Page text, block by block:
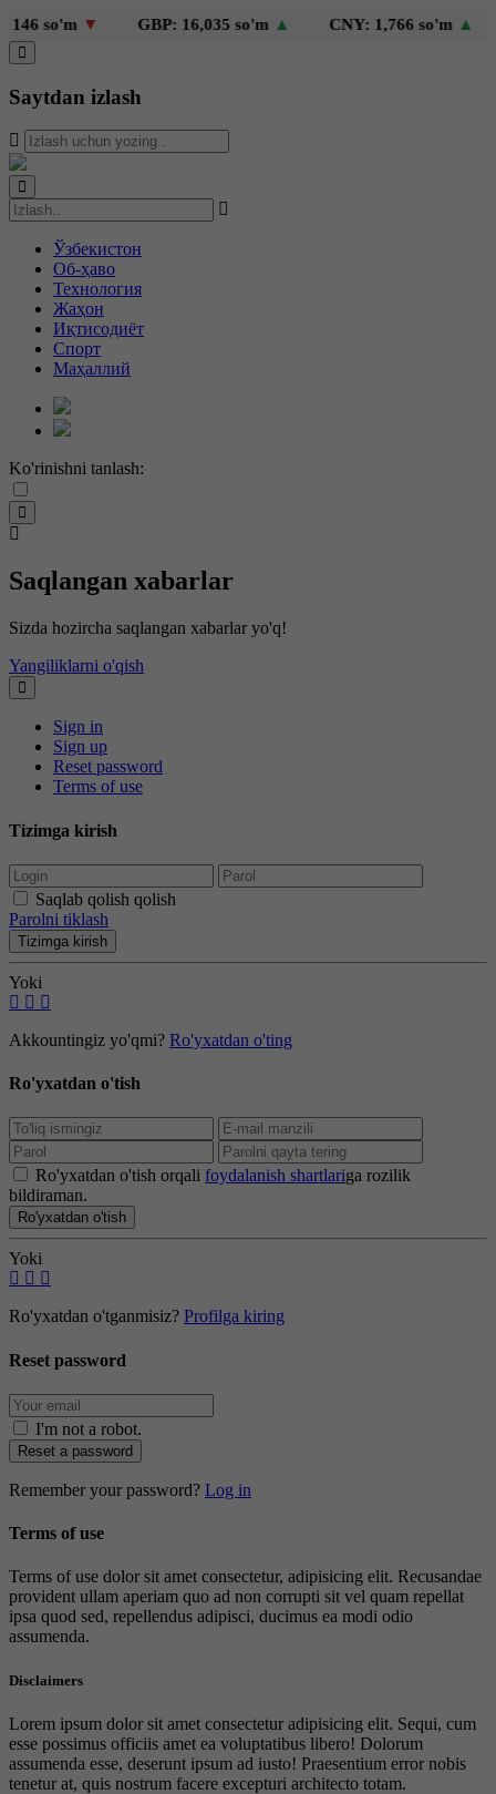
so'm▼ GBP: 16,035 so'm▲ CNY: 1,766 so'm▲
Saytdan izlash
Ўзбекистон
Об-ҳаво
Технология
Жаҳон
Иқтисодиёт
Спорт
Маҳаллий
Ko'rinishni tanlash:
Saqlangan xabarlar
Sizda hozircha saqlangan xabarlar yo'q!
Yangiliklarni o'qish
Sign in
Sign up
Reset password
Terms of use
Tizimga kirish
Saqlab qolish qolish
Parolni tiklash
Tizimga kirish
Yoki
Akkountingiz yo'qmi? Ro'yxatdan o'ting
Ro'yxatdan o'tish
Ro'yxatdan o'tish orqali foydalanish shartlariga rozilik
bildiraman.
Ro'yxatdan o'tish
Yoki
Ro'yxatdan o'tganmisiz? Profilga kiring
Reset password
I'm not a robot.
Reset a password
Remember your password? Log in
Terms of use
Terms of use dolor sit amet consectetur, adipisicing elit. Recusandae
provident ullam aperiam quo ad non corrupti sit vel quam repellat
ipsa quod sed, repellendus adipisci, ducimus ea modi odio
assumenda.
Disclaimers
Lorem ipsum dolor sit amet consectetur adipisicing elit. Sequi, cum
esse possimus officiis amet ea voluptatibus libero! Dolorum
assumenda esse, deserunt ipsum ad iusto! Praesentium error nobis
tenetur at, quis nostrum facere excepturi architecto totam.